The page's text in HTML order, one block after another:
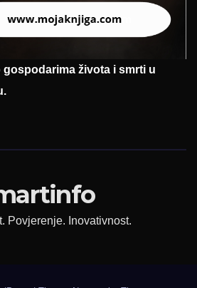
gospodarima života i smrti u
Povjerenje. Inovativnost.